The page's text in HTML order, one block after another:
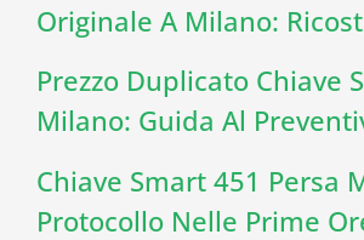
Originale A Milano:
Prezzo Duplicato Chiave
Milano: Guida Al
Chiave Smart 451 Persa
Protocollo Nelle Prime